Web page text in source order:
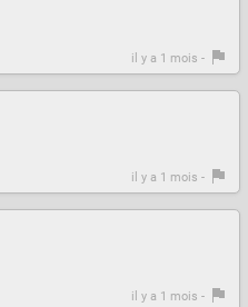
il y a 1 mois -
il y a 1 mois -
il y a 1 mois -